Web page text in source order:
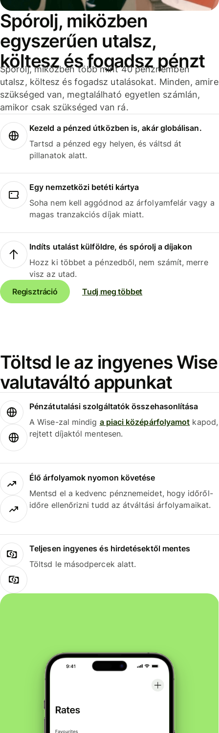
Spórolj, miközben
egyszerűen utalsz,
költesz és fogadsz pénzt
Spórolj, miközben több mint 40 pénznemben
utalsz, költesz és fogadsz utalásokat. Minden, amire
szükséged van, megtalálható egyetlen számlán,
amikor csak szükséged van rá.
Kezeld a pénzed útközben is, akár globálisan.
Tartsd a pénzed egy helyen, és váltsd át
pillanatok alatt.
Egy nemzetközi betéti kártya
Soha nem kell aggódnod az árfolyamfelár vagy a
magas tranzakciós díjak miatt.
Indíts utalást külföldre, és spórolj a díjakon
Hozz ki többet a pénzedből, nem számít, merre
visz az utad.
Regisztráció
Tudj meg többet
Töltsd le az ingyenes Wise
valutaváltó appunkat
Pénzátutalási szolgáltatók összehasonlítása
A Wise-zal mindig a piaci középárfolyamot kapod,
rejtett díjaktól mentesen.
Élő árfolyamok nyomon követése
Mentsd el a kedvenc pénznemeidet, hogy időről-
időre ellenőrizni tudd az átváltási árfolyamaikat.
Teljesen ingyenes és hirdetésektől mentes
Töltsd le másodpercek alatt.